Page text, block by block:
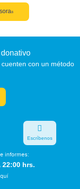
con un método
informes:
22:00 hrs.
Escríbenos